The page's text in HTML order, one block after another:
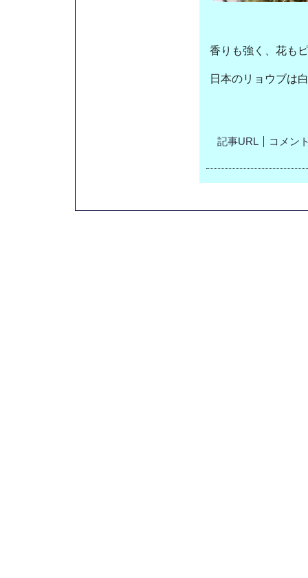
香りも強く、花も
日本のリョウブは
記事URL コメン